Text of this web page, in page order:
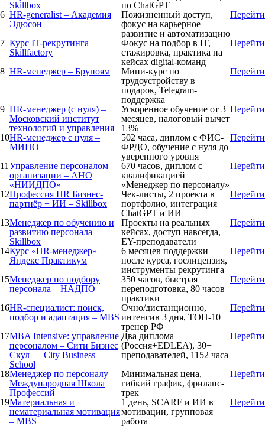
Skillbox
по ChatGPT
6 HR-generalist – Академия
Эдюсон
Пожизненный доступ,
фокус на карьерное
развитие и автоматизацию
Перейти
7 Курс IT-рекрутинга –
Skillfactory
Фокус на подбор в IT,
стажировка, практика на
кейсах digital-команд
Перейти
8 HR-менеджер – Бруноям
Мини-курс по
трудоустройству в
подарок, Telegram-
поддержка
Перейти
9 HR-менеджер (с нуля) –
Московский институт
технологий и управления
Ускоренное обучение от 3
месяцев, налоговый вычет
13%
Перейти
10HR-менеджер с нуля –
МИПО
502 часа, диплом с ФИС-
ФРДО, обучение с нуля до
уверенного уровня
Перейти
11 Управление персоналом
организации – АНО
«НИИДПО»
670 часов, диплом с
квалификацией
«Менеджер по персоналу»
Перейти
12Профессия HR Бизнес-
партнёр + ИИ – Skillbox
Чек-листы, 2 проекта в
портфолио, интеграция
ChatGPT и ИИ
Перейти
13Менеджер по обучению и
развитию персонала –
Skillbox
Проекты на реальных
кейсах, доступ навсегда,
EY-преподаватели
Перейти
14Курс «HR-менеджер» –
Яндекс Практикум
6 месяцев поддержки
после курса, гослицензия,
инструменты рекрутинга
Перейти
15Менеджер по подбору
персонала – НАДПО
350 часов, быстрая
переподготовка, 80 часов
практики
Перейти
16HR-специалист: поиск,
подбор и адаптация – MBS
Очно/дистанционно,
интенсив 3 дня, ТОП-10
тренер РФ
Перейти
17MBA Intensive: управление
персоналом – Сити Бизнес
Скул — City Business
School
Два диплома
(Россия+EDLEA), 30+
преподавателей, 1152 часа
Перейти
18Менеджер по персоналу –
Международная Школа
Профессий
Минимальная цена,
гибкий график, фриланс-
трек
Перейти
19Материальная и
нематериальная мотивация
– MBS
1 день, SCARF и ИИ в
мотивации, групповая
работа
Перейти